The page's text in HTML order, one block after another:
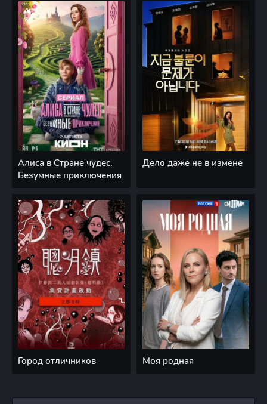
Алиса в Стране чудес.
Безумные приключения
Дело даже не в измене
Город отличников Моя родная